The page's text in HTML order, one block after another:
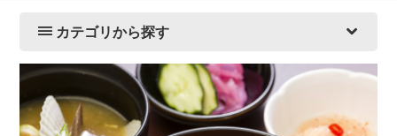
カテゴリから探す